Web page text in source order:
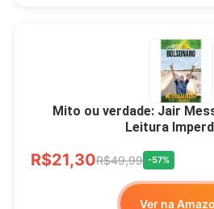
Mito ou verdade: Jair
Leitura
R$21,30R$49,99 -57%
Ver na